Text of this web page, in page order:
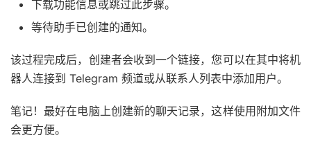
下载功能信息或跳过此步骤。
等待助手已创建的通知。
该过程完成后，创建者会收到一个链接，您可以在其中将机
器人连接到 Telegram 频道或从联系人列表中添加用户。
笔记！最好在电脑上创建新的聊天记录，这样使用附加文件
会更方便。